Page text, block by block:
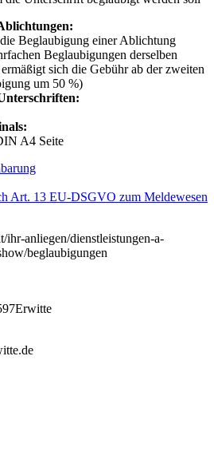
Beglaubigung einer Ablichtung
Beglaubigungen derselben
sich die Gebühr ab der zweiten
um 50 %)
A4 Seite
Art. 13 EU-DSGVO zum Meldewesen
ihr-anliegen/dienstleistungen-a-
beglaubigungen
Erwitte